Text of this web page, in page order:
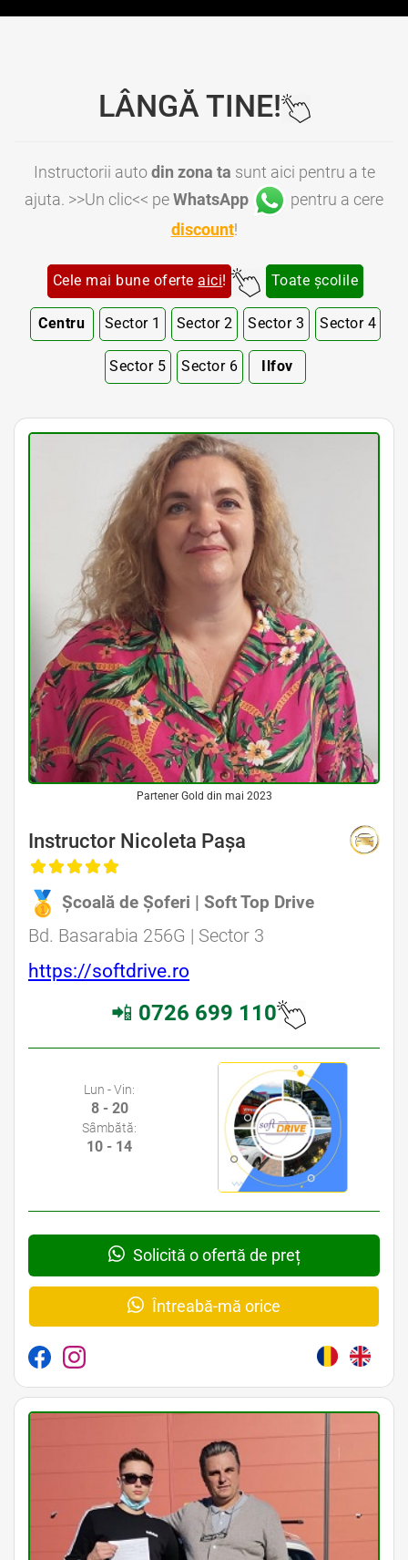
LÂNGĂ TINE!
Instructorii autodin zona ta sunt aici pentru a te
ajuta. >>Un clic<< peWhatsApp
pentru a cere
discount!
Cele mai bune oferteaici! Toate școlile
Centru Sector 1 Sector 2 Sector 3 Sector 4
Sector 5 Sector 6 Ilfov
Partener Gold din mai 2023
Instructor Nicoleta Pașa
Școală de Șoferi | Soft Top Drive
Bd. Basarabia 256G | Sector 3
https://softdrive.ro
📲 0726 699 110
Lun - Vin:
8 - 20
Sâmbătă:
10 - 14
Solicită o ofertă de preț
Întreabă-mă orice